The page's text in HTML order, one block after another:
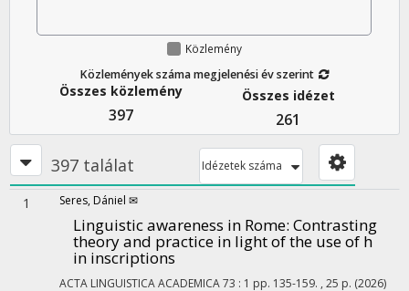
Közlemény
Közlemények száma megjelenési év szerint
Összes közlemény
397
Összes idézet
261
397 találat Idézetek száma
1 Seres, Dániel ✉
Linguistic awareness in Rome: Contrasting
theory and practice in light of the use of h
in inscriptions
ACTA LINGUISTICA ACADEMICA73 : 1 pp. 135-159. , 25 p. (2026)